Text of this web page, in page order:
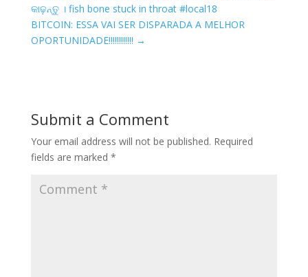
କାଢ଼ନ୍ତୁ । fish bone stuck in throat #local18
BITCOIN: ESSA VAI SER DISPARADA A MELHOR
OPORTUNIDADE!!!!!!!!!!!! →
Submit a Comment
Your email address will not be published. Required
fields are marked *